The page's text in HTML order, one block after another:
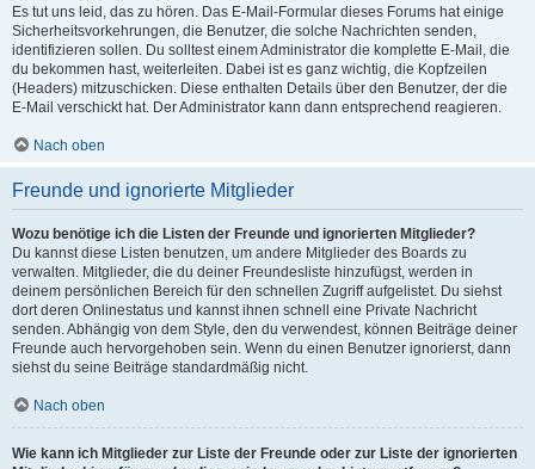
Es tut uns leid, das zu hören. Das E-Mail-Formular dieses Forums hat einige
Sicherheitsvorkehrungen, die Benutzer, die solche Nachrichten senden,
identifizieren sollen. Du solltest einem Administrator die komplette E-Mail, die
du bekommen hast, weiterleiten. Dabei ist es ganz wichtig, die Kopfzeilen
(Headers) mitzuschicken. Diese enthalten Details über den Benutzer, der die
E-Mail verschickt hat. Der Administrator kann dann entsprechend reagieren.
Nach oben
Freunde und ignorierte Mitglieder
Wozu benötige ich die Listen der Freunde und ignorierten Mitglieder?
Du kannst diese Listen benutzen, um andere Mitglieder des Boards zu
verwalten. Mitglieder, die du deiner Freundesliste hinzufügst, werden in
deinem persönlichen Bereich für den schnellen Zugriff aufgelistet. Du siehst
dort deren Onlinestatus und kannst ihnen schnell eine Private Nachricht
senden. Abhängig von dem Style, den du verwendest, können Beiträge deiner
Freunde auch hervorgehoben sein. Wenn du einen Benutzer ignorierst, dann
siehst du seine Beiträge standardmäßig nicht.
Nach oben
Wie kann ich Mitglieder zur Liste der Freunde oder zur Liste der ignorierten